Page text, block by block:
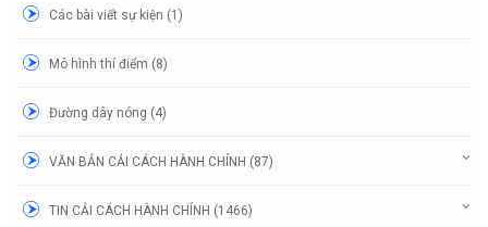
Các bài viết sự kiện (1)
Mô hình thí điểm (8)
Đường dây nóng (4)
VĂN BẢN CẢI CÁCH HÀNH CHÍNH (87)
TIN CẢI CÁCH HÀNH CHÍNH (1466)